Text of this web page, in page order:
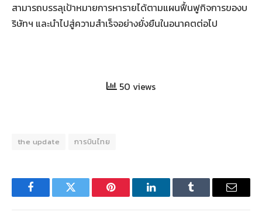
สามารถบรรลุเป้าหมายการหารายได้ตามแผนฟื้นฟูกิจการของบ
ริษัทฯ และนำไปสู่ความสำเร็จอย่างยั่งยืนในอนาคตต่อไป
50 views
the update การบินไทย
FacebookTwitter Pinterest LinkedInTumblr Email